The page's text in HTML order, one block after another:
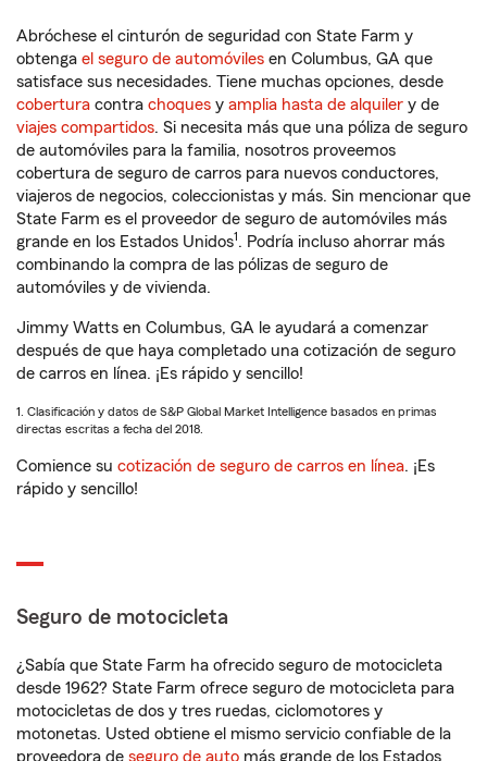
Abróchese el cinturón de seguridad con State Farm y
obtenga el seguro de automóviles en Columbus, GA que
satisface sus necesidades. Tiene muchas opciones, desde
cobertura contra choques y amplia hasta de alquiler y de
viajes compartidos. Si necesita más que una póliza de seguro
de automóviles para la familia, nosotros proveemos
cobertura de seguro de carros para nuevos conductores,
viajeros de negocios, coleccionistas y más. Sin mencionar que
State Farm es el proveedor de seguro de automóviles más
grande en los Estados Unidos1. Podría incluso ahorrar más
combinando la compra de las pólizas de seguro de
automóviles y de vivienda.
Jimmy Watts en Columbus, GA le ayudará a comenzar
después de que haya completado una cotización de seguro
de carros en línea. ¡Es rápido y sencillo!
1. Clasificación y datos de S&P Global Market Intelligence basados en primas
directas escritas a fecha del 2018.
Comience su cotización de seguro de carros en línea. ¡Es
rápido y sencillo!
Seguro de motocicleta
¿Sabía que State Farm ha ofrecido seguro de motocicleta
desde 1962? State Farm ofrece seguro de motocicleta para
motocicletas de dos y tres ruedas, ciclomotores y
motonetas. Usted obtiene el mismo servicio confiable de la
proveedora de seguro de auto más grande de los Estados